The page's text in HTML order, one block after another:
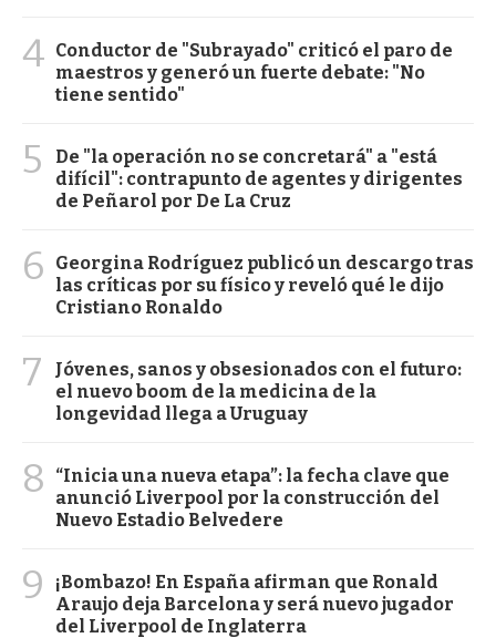
4 Conductor de "Subrayado" criticó el paro de
maestros y generó un fuerte debate: "No
tiene sentido"
5
De "la operación no se concretará" a "está
difícil": contrapunto de agentes y dirigentes
de Peñarol por De La Cruz
6
Georgina Rodríguez publicó un descargo tras
las críticas por su físico y reveló qué le dijo
Cristiano Ronaldo
7
Jóvenes, sanos y obsesionados con el futuro:
el nuevo boom de la medicina de la
longevidad llega a Uruguay
8
“Inicia una nueva etapa”: la fecha clave que
anunció Liverpool por la construcción del
Nuevo Estadio Belvedere
9
¡Bombazo! En España afirman que Ronald
Araujo deja Barcelona y será nuevo jugador
del Liverpool de Inglaterra